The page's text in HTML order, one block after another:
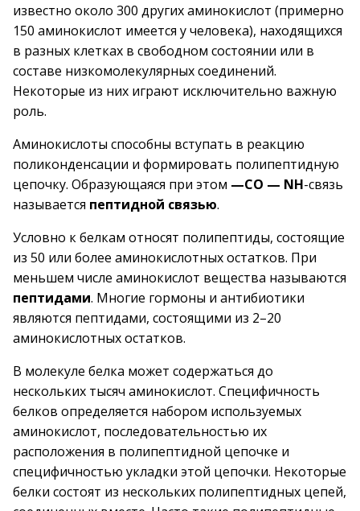
известно около 300 других аминокислот (примерно
150 аминокислот имеется у человека), находящихся
в разных клетках в свободном состоянии или в
составе низкомолекулярных соединений.
Некоторые из них играют исключительно важную
роль.
Аминокислоты способны вступать в реакцию
поликонденсации и формировать полипептидную
цепочку. Образующаяся при этом —CO — NH-связь
называется пептидной связью.
Условно к белкам относят полипептиды, состоящие
из 50 или более аминокислотных остатков. При
меньшем числе аминокислот вещества называются
пептидами. Многие гормоны и антибиотики
являются пептидами, состоящими из 2–20
аминокислотных остатков.
В молекуле белка может содержаться до
нескольких тысяч аминокислот. Специфичность
белков определяется набором используемых
аминокислот, последовательностью их
расположения в полипептидной цепочке и
специфичностью укладки этой цепочки. Некоторые
белки состоят из нескольких полипептидных цепей,